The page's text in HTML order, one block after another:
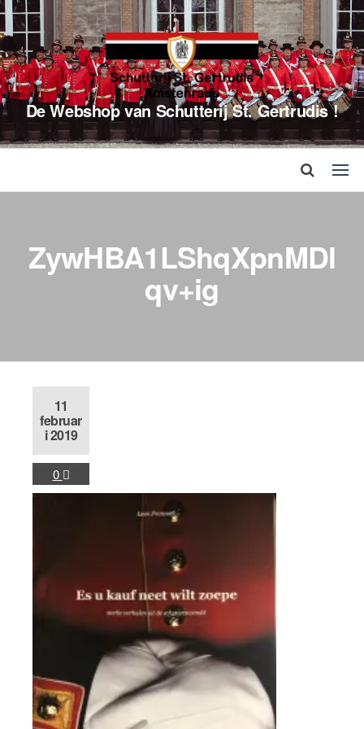
De Webshop van Schutterij St. Gertrudis !
ZywHBA1LShqXpnMDl
qv+ig
11
februar
i 2019
0